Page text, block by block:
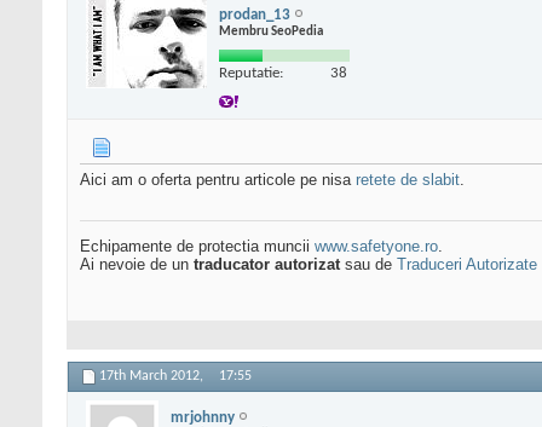
prodan_13
Membru SeoPedia
Reputatie: 38
Aici am o oferta pentru articole pe nisa retete de slabit.
Echipamente de protectia muncii www.safetyone.ro.
Ai nevoie de un traducator autorizatsau de Traduceri Autorizate
17th March 2012, 17:55
mrjohnny